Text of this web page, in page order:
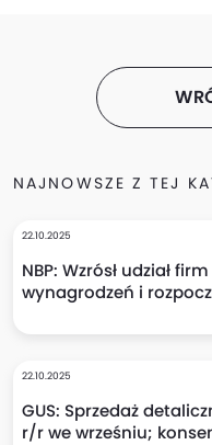
NAJNOWSZE Z TEJ
22.10.2025
NBP: Wzrósł udział
wynagrodzeń i
22.10.2025
GUS: Sprzedaż
r/r we wrześniu;